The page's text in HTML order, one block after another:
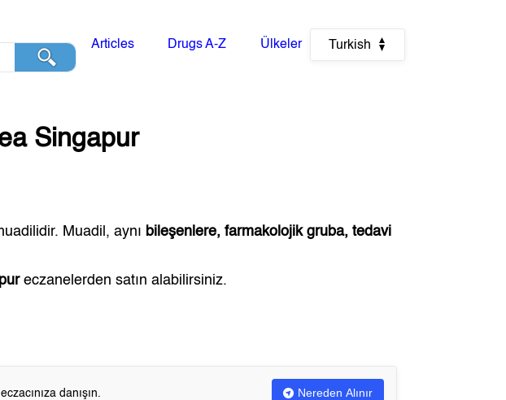
Articles Drugs A-Z Ülkeler Turkish
Singapur
Muadil, aynı bileşenlere, farmakolojik gruba, tedavi
eczanelerden satın alabilirsiniz.
danışın. Nereden Alınır